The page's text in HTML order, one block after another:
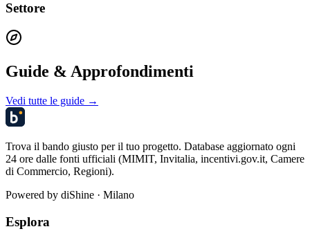
Settore
Guide & Approfondimenti
Vedi tutte le guide →
Trova il bando giusto per il tuo progetto. Database aggiornato ogni
24 ore dalle fonti ufficiali (MIMIT, Invitalia, incentivi.gov.it, Camere
di Commercio, Regioni).
Powered by diShine · Milano
Esplora